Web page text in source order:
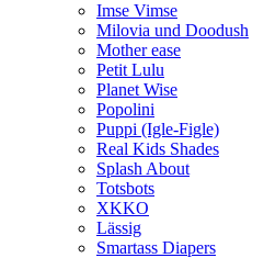
Imse Vimse
Milovia und Doodush
Mother ease
Petit Lulu
Planet Wise
Popolini
Puppi (Igle-Figle)
Real Kids Shades
Splash About
Totsbots
XKKO
Lässig
Smartass Diapers